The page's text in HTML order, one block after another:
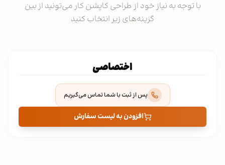
با توجه به نیاز خود از طراحی کاپشن کار می‌تونید از بین
گزینه‌های زیر انتخاب کنید
اختصاصی
پس از ثبت با شما تماس می‌گیریم
افزودن به لیست سفارش